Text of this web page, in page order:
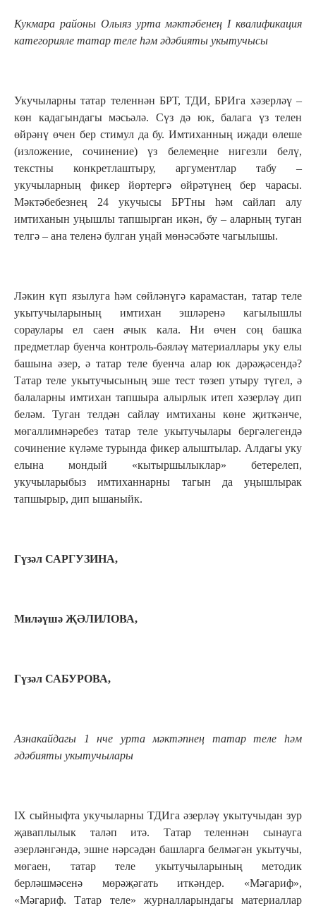
Кукмара районы Олыяз урта мәктәбенең I квалификация
категорияле татар теле һәм әдәбияты укытучысы
Укучыларны татар теленнән БРТ, ТДИ, БРИга хәзерләү –
көн кадагындагы мәсьәлә. Сүз дә юк, балага үз телен
өйрәнү өчен бер стимул да бу. Имтиханның иҗади өле­ше
(изложение, сочинение) үз белемеңне нигезли белү,
текстны конкретлаштыру, аргументлар табу –
укучыларның фикер йөртергә өйрәтүнең бер чарасы.
Мәктәбебезнең 24 укучысы БРТны һәм сайлап алу
имтиханын уңышлы тапшырган икән, бу – аларның туган
телгә – ана теленә булган уңай мөнәсәбәте чагылышы.
Ләкин күп язылуга һәм сөйләнүгә карамастан, татар теле
укытучыларының имтихан эшләренә кагылышлы
сораулары ел саен ачык кала. Ни өчен соң башка
предметлар буенча контроль-бәяләү материаллары уку елы
башына әзер, ә татар теле буенча алар юк дәрәҗәсендә?
Татар теле укытучысының эше тест төзеп утыру түгел, ә
балаларны имтихан тапшыра алырлык итеп хәзерләү дип
беләм. Туган телдән сайлау имтиханы көне җиткәнче,
мөгаллимнәребез татар теле укытучылары бергәлегендә
сочинение күләме турында фикер алыштылар. Алдагы уку
елына мондый «кытыршылыклар» бетерелеп,
укучыларыбыз имтиханнарны тагын да уңышлырак
тапшырыр, дип ышаныйк.
Гүзәл САРГУЗИНА,
Миләүшә ҖӘЛИЛОВА,
Гүзәл САБУРОВА,
Азнакайдагы 1 нче урта мәктәпнең татар теле һәм
әдәбияты укытучылары
IX сыйныфта укучыларны ТДИга әзерләү укытучыдан зур
җаваплылык таләп итә. Татар теленнән сынауга
әзерләнгәндә, эшне нәрсәдән башларга белмәгән укытучы,
мөгаен, татар теле укытучыларының методик
берләшмәсенә мөрәҗәгать иткәндер. «Мәгариф»,
«Мәгариф. Татар теле» журналларындагы материаллар